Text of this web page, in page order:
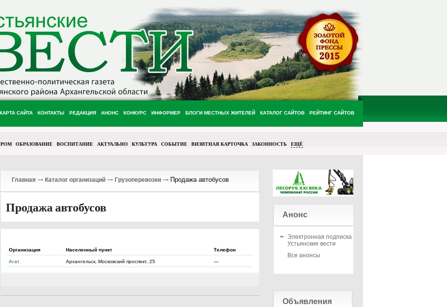
КАРТА САЙТА КОНТАКТЫ РЕДАКЦИЯ АНОНС КОНКУРС ИНФОРМЕР БЛОГИ МЕСТНЫХ ЖИТЕЛЕЙ КАТАЛОГ САЙТОВ РЕЙТИНГ САЙТОВ
ОБРАЗОВАНИЕ ВОСПИТАНИЕ АКТУАЛЬНО КУЛЬТУРА СОБЫТИЕ ВИЗИТНАЯ КАРТОЧКА ЗАКОННОСТЬ ЕЩЁ
Главная Каталог организаций Грузоперевозки Продажа автобусов
Продажа автобусов
Организация Населенный пункт Телефон
Агат Архангельск, Московский проспект, 25 —
Анонс
Электронная подписка на
Устьянские вести
Все анонсы
Объявления